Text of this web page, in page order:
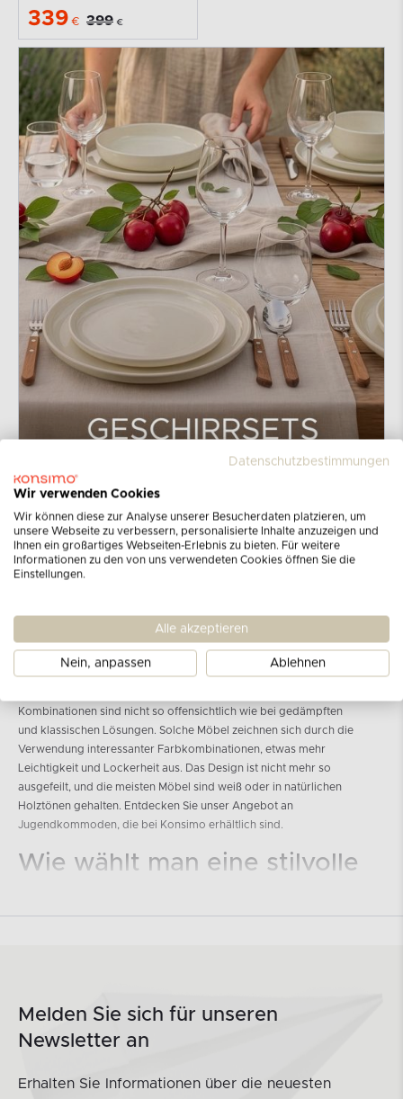
339 € 399 €
Jugendkommoden
Jugendkommoden unterscheiden sich deutlich von denen, die
man im Wohnzimmer oder Schlafzimmer für Erwachsene findet.
Kombinationen sind nicht so offensichtlich wie bei gedämpften
und klassischen Lösungen. Solche Möbel zeichnen sich durch die
Verwendung interessanter Farbkombinationen, etwas mehr
Leichtigkeit und Lockerheit aus. Das Design ist nicht mehr so
ausgefeilt, und die meisten Möbel sind weiß oder in natürlichen
Holztönen gehalten. Entdecken Sie unser Angebot an
Jugendkommoden, die bei Konsimo erhältlich sind.
Wie wählt man eine stilvolle
klaren Linien suchen. Überlegen Sie dann, wofür die Kommode im
Jugendzimmer verwendet wird. Welche Funktionen soll sie
vielleicht Notizen und Schulbücher? Wenn Sie einen Platz zur
Melden Sie sich für unseren
Newsletter an
Erhalten Sie Informationen über die neuesten
Datenschutzbestimmungen
Wir verwenden Cookies
Wir können diese zur Analyse unserer Besucherdaten platzieren, um
unsere Webseite zu verbessern, personalisierte Inhalte anzuzeigen und
Ihnen ein großartiges Webseiten-Erlebnis zu bieten. Für weitere
Informationen zu den von uns verwendeten Cookies öffnen Sie die
Einstellungen.
Alle akzeptieren
Nein, anpassen Ablehnen